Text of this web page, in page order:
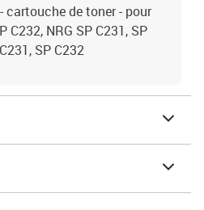
cartouche de toner - pour
C232, NRG SP C231, SP
SP C232